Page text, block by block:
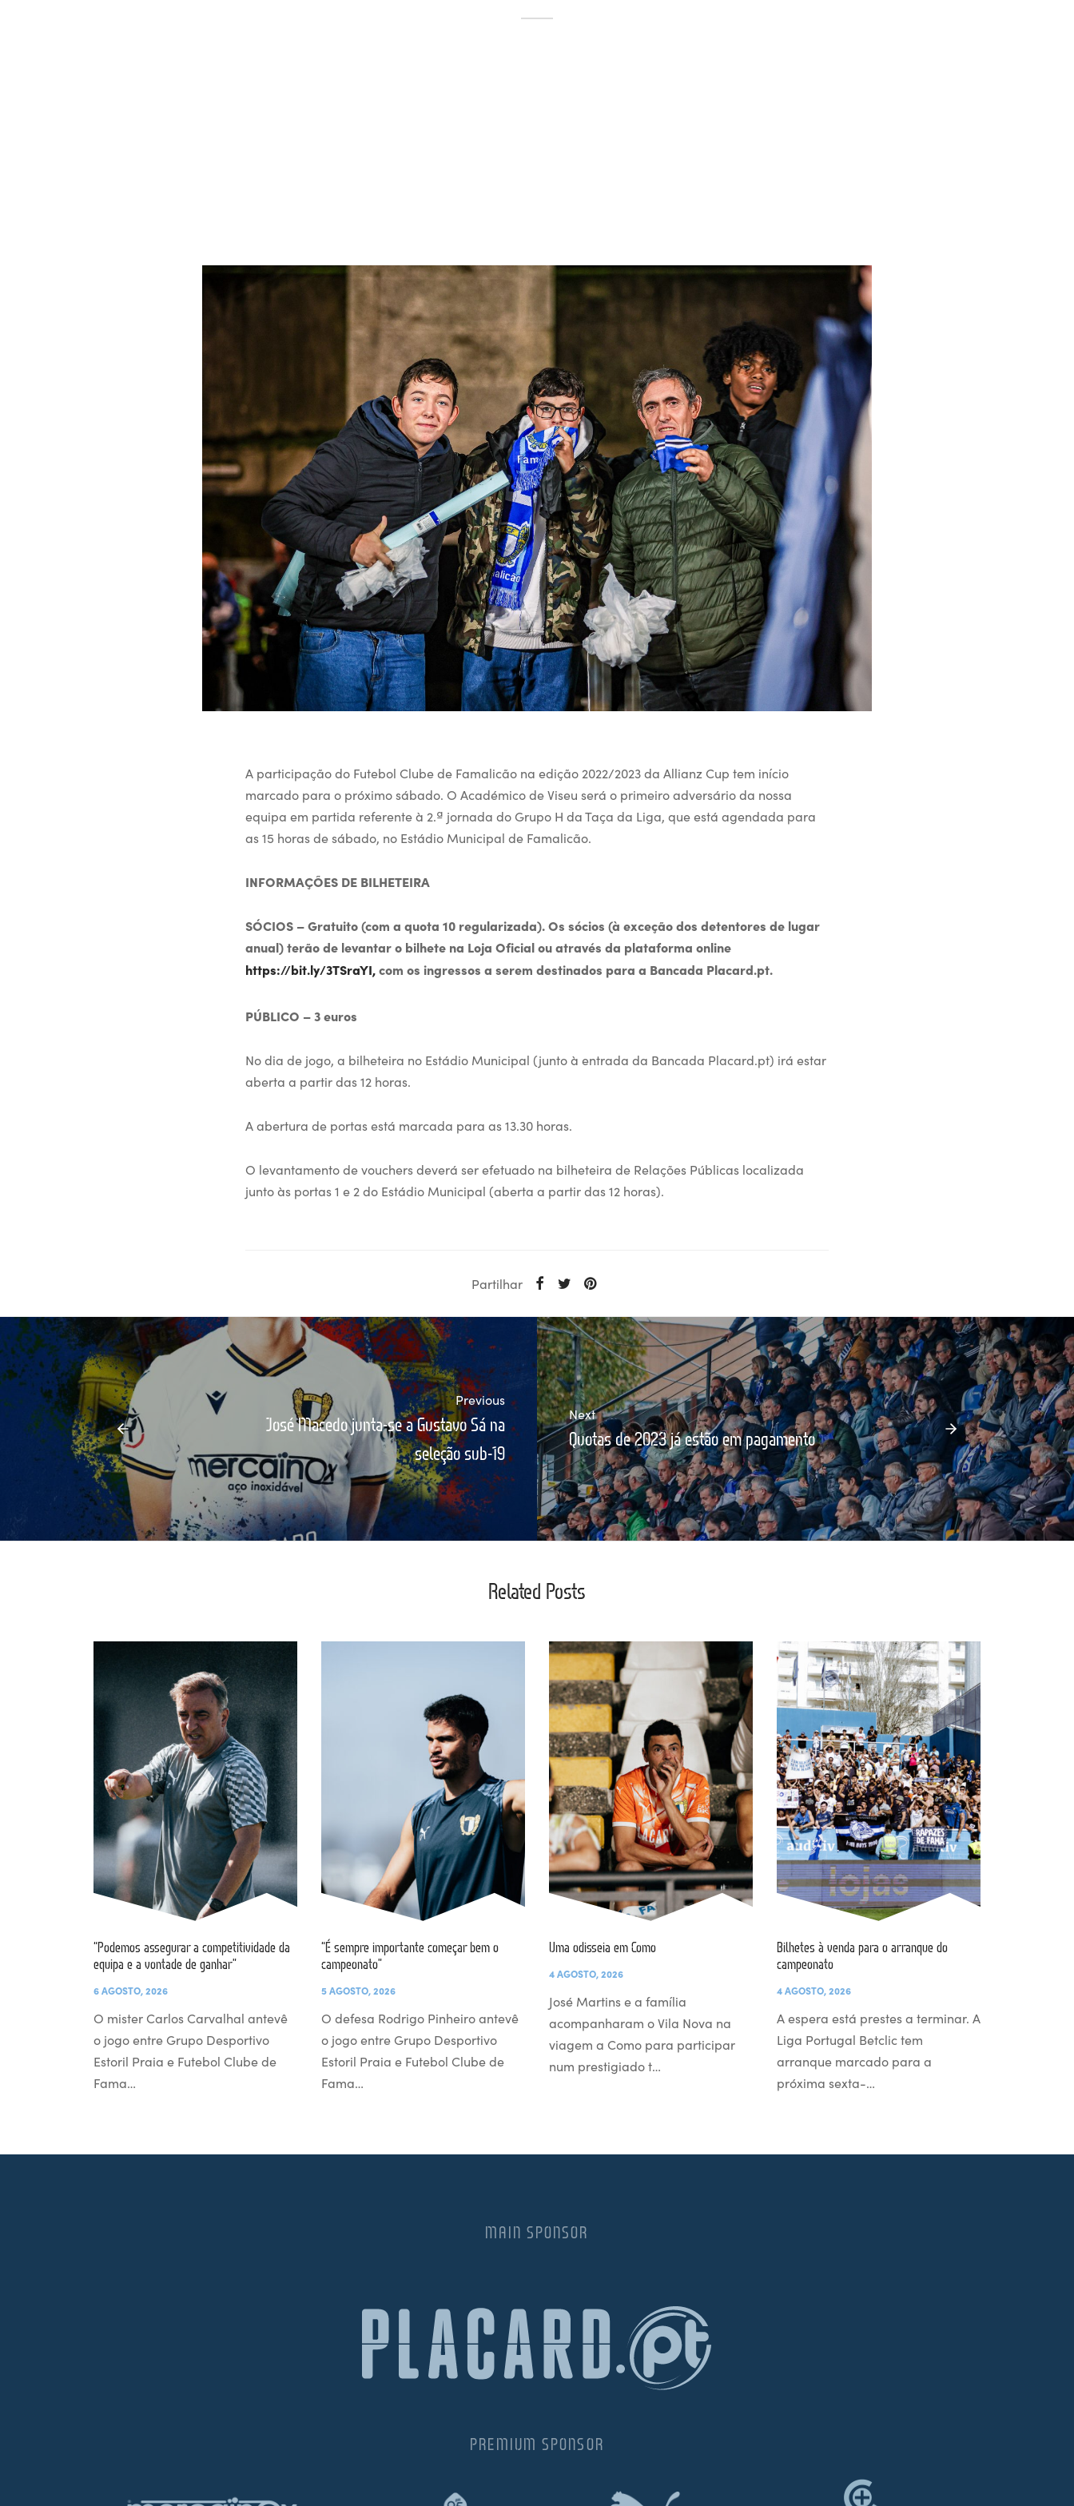
A participação do Futebol Clube de Famalicão na edição 2022/2023 da Allianz Cup tem início
marcado para o próximo sábado. O Académico de Viseu será o primeiro adversário da nossa
equipa em partida referente à 2.ª jornada do Grupo H da Taça da Liga, que está agendada para
as 15 horas de sábado, no Estádio Municipal de Famalicão.
INFORMAÇÕES DE BILHETEIRA
SÓCIOS – Gratuito (com a quota 10 regularizada). Os sócios (à exceção dos detentores de lugar
anual) terão de levantar o bilhete na Loja Oficial ou através da plataforma online
https://bit.ly/3TSraYI,com os ingressos a serem destinados para a Bancada Placard.pt.
PÚBLICO – 3 euros
No dia de jogo, a bilheteira no Estádio Municipal (junto à entrada da Bancada Placard.pt) irá estar
aberta a partir das 12 horas.
A abertura de portas está marcada para as 13.30 horas.
O levantamento de vouchers deverá ser efetuado na bilheteira de Relações Públicas localizada
junto às portas 1 e 2 do Estádio Municipal (aberta a partir das 12 horas).
Partilhar
Previous
José Macedo junta-se a Gustavo Sá na
seleção sub-19
Next
Quotas de 2023 já estão em pagamento
Related Posts
“Podemos assegurar a competitividade da
equipa e a vontade de ganhar”
6 AGOSTO, 2026
O mister Carlos Carvalhal antevê
o jogo entre Grupo Desportivo
Estoril Praia e Futebol Clube de
Fama…
“É sempre importante começar bem o
campeonato”
5 AGOSTO, 2026
O defesa Rodrigo Pinheiro antevê
o jogo entre Grupo Desportivo
Estoril Praia e Futebol Clube de
Fama…
Uma odisseia em Como
4 AGOSTO, 2026
José Martins e a família
acompanharam o Vila Nova na
viagem a Como para participar
num prestigiado t…
Bilhetes à venda para o arranque do
campeonato
4 AGOSTO, 2026
A espera está prestes a terminar. A
Liga Portugal Betclic tem
arranque marcado para a
próxima sexta-…
MAIN SPONSOR
PREMIUM SPONSOR